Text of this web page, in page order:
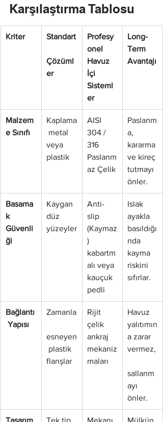
Karşılaştırma Tablosu
Kriter Standart
Çözüml
er
Profesy
onel
Havuz
İçi
Sisteml
er
Long-
Term
Avantajı
Malzem
e Sınıfı
Kaplama
metal
veya
plastik
AISI
304 /
316
Paslanm
az Çelik
Paslanm
a,
kararma
ve kireç
tutmayı
önler.
Basama
k
Güvenli
ği
Kaygan
düz
yüzeyler
Anti-
slip
(Kaymaz
)
kabartm
alı veya
kauçuk
pedli
Islak
ayakla
basıldığı
nda
kayma
riskini
sıfırlar.
Bağlantı
Yapısı
Zamanla
esneyen
plastik
flanşlar
Rijit
çelik
ankraj
mekaniz
maları
Havuz
yalıtımın
a zarar
vermez,
sallanm
ayı
önler.